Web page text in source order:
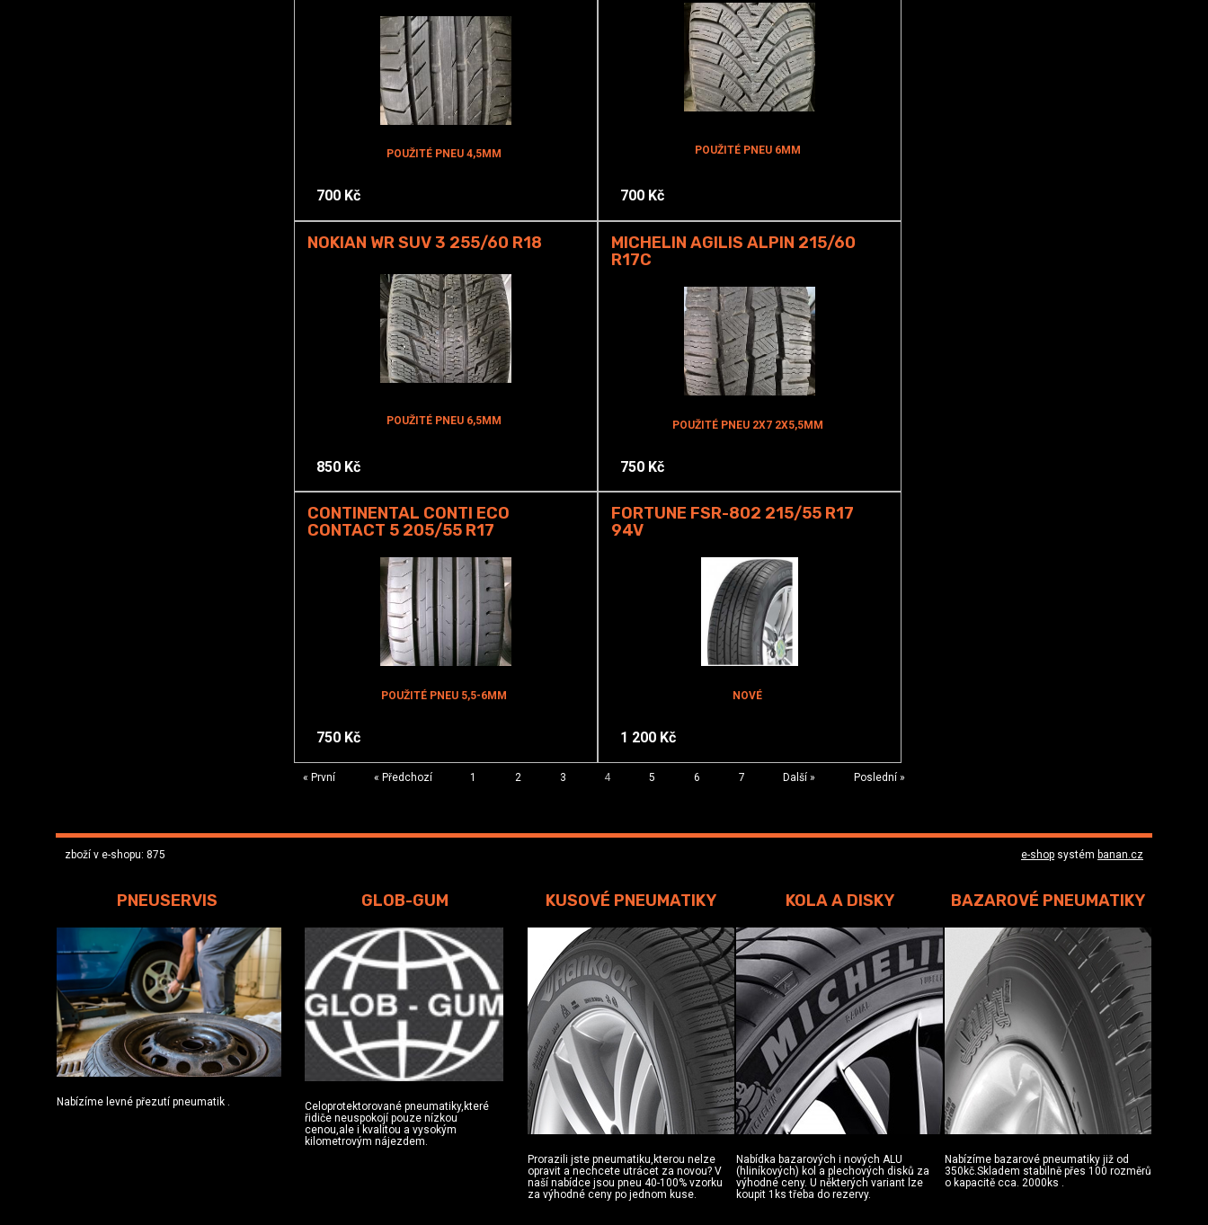
POUŽITÉ PNEU 4,5MM
700 Kč
POUŽITÉ PNEU 6MM
700 Kč
NOKIAN WR SUV 3 255/60 R18
POUŽITÉ PNEU 6,5MM
850 Kč
MICHELIN AGILIS ALPIN 215/60
R17C
POUŽITÉ PNEU 2X7 2X5,5MM
750 Kč
CONTINENTAL CONTI ECO
CONTACT 5 205/55 R17
POUŽITÉ PNEU 5,5-6MM
750 Kč
FORTUNE FSR-802 215/55 R17
94V
NOVÉ
1 200 Kč
« První « Předchozí 1 2 3 4 5 6 7 Další » Poslední »
zboží v e-shopu: 875 e-shop systém banan.cz
PNEUSERVIS
Nabízíme levné přezutí pneumatik .
GLOB-GUM
Celoprotektorované pneumatiky,které
řidiče neuspokojí pouze nízkou
cenou,ale i kvalitou a vysokým
kilometrovým nájezdem.
KUSOVÉ PNEUMATIKY
Prorazili jste pneumatiku,kterou nelze
opravit a nechcete utrácet za novou? V
naší nabídce jsou pneu 40-100% vzorku
za výhodné ceny po jednom kuse.
KOLA A DISKY
Nabídka bazarových i nových ALU
(hliníkových) kol a plechových disků za
výhodné ceny. U některých variant lze
koupit 1ks třeba do rezervy.
BAZAROVÉ PNEUMATIKY
Nabízíme bazarové pneumatiky již od
350kč.Skladem stabilně přes 100 rozměrů
o kapacitě cca. 2000ks .